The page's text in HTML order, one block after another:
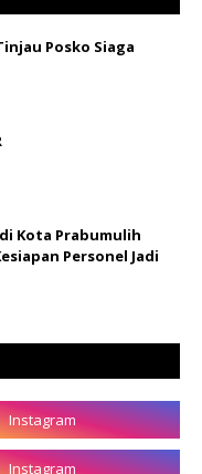
Posko Siaga
Kota Prabumulih
Personel Jadi